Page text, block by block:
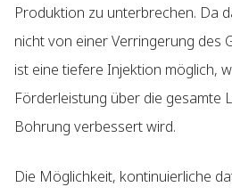
Produktion zu unterbrechen. Da
nicht von einer Verringerung des
ist eine tiefere Injektion möglich,
Förderleistung über die gesamte
Bohrung verbessert wird.
Die Möglichkeit, kontinuierliche